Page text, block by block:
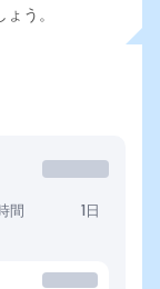
う。
間 1日